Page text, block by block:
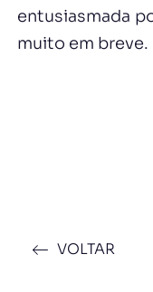
entusiasmada
muito em breve.
VOLTAR